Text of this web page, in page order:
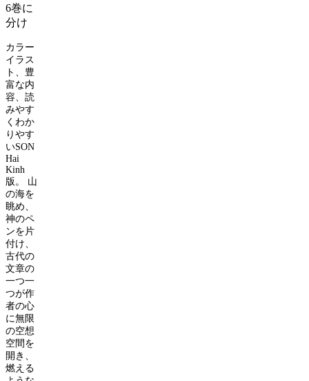
6巻に
分け
カラー
イラス
ト、豊
富な内
容、読
みやす
くわか
りやす
いSON
Hai
Kinh
版。
山
の海を
眺め、
神のペ
ンを片
付け、
古代の
文章の
一つ一
つが作
者の心
に無限
の空想
空間を
開き、
燃える